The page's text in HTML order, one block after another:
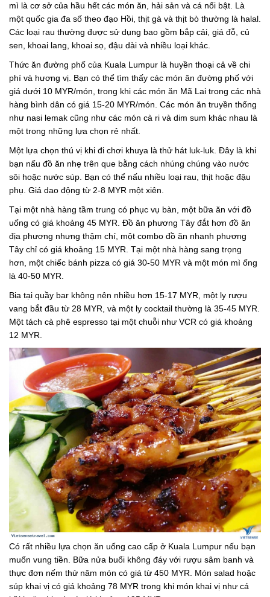
mì là cơ sở của hầu hết các món ăn, hải sản và cá nổi bật. Là
một quốc gia đa số theo đạo Hồi, thịt gà và thịt bò thường là halal.
Các loại rau thường được sử dụng bao gồm bắp cải, giá đỗ, củ
sen, khoai lang, khoai sọ, đậu dài và nhiều loại khác.
Thức ăn đường phố của Kuala Lumpur là huyền thoại cả về chi
phí và hương vị. Bạn có thể tìm thấy các món ăn đường phố với
giá dưới 10 MYR/món, trong khi các món ăn Mã Lai trong các nhà
hàng bình dân có giá 15-20 MYR/món. Các món ăn truyền thống
như nasi lemak cũng như các món cà ri và dim sum khác nhau là
một trong những lựa chọn rẻ nhất.
Một lựa chọn thú vị khi đi chơi khuya là thử hát luk-luk. Đây là khi
bạn nấu đồ ăn nhẹ trên que bằng cách nhúng chúng vào nước
sôi hoặc nước súp. Bạn có thể nấu nhiều loại rau, thịt hoặc đậu
phụ. Giá dao động từ 2-8 MYR một xiên.
Tại một nhà hàng tầm trung có phục vụ bàn, một bữa ăn với đồ
uống có giá khoảng 45 MYR. Đồ ăn phương Tây đắt hơn đồ ăn
địa phương nhưng thậm chí, một combo đồ ăn nhanh phương
Tây chỉ có giá khoảng 15 MYR. Tại một nhà hàng sang trọng
hơn, một chiếc bánh pizza có giá 30-50 MYR và một món mì ống
là 40-50 MYR.
Bia tại quầy bar không nên nhiều hơn 15-17 MYR, một ly rượu
vang bắt đầu từ 28 MYR, và một ly cocktail thường là 35-45 MYR.
Một tách cà phê espresso tại một chuỗi như VCR có giá khoảng
12 MYR.
Có rất nhiều lựa chọn ăn uống cao cấp ở Kuala Lumpur nếu bạn
muốn vung tiền. Bữa nửa buổi không đáy với rượu sâm banh và
thực đơn nếm thử năm món có giá từ 450 MYR. Món salad hoặc
súp khai vị có giá khoảng 78 MYR trong khi món khai vị như cá